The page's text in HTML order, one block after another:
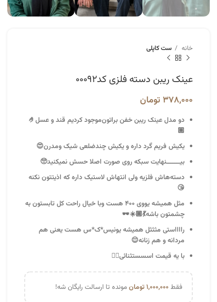
خانه ست‌ کاپلی
عینک ریبن دسته فلزی کد۰۰۰۹۲
۳۷۸,۰۰۰ تومان
دو مدل عینک ریبن خفن براتون‌موجود کردیم قند و عسل🤌
🏽
یکیش فریم گرد داره و یکیش چندضلعی شیک و‌مدرن😍
بیـــــــنهایت سبکه روی صورت اصلا حسش نمیکنید🥺
دسته‌هاش فلزیه ولی انتهاش لاستیک‌ داره که اذیتتون نکنه
😘
مثل همیشه یووی ۴۰۰ هست و‌با خیال راحت کل تابستون به
چشمتون باشه💃🏾☀️🕶️
رااااستی مثثثل همیشه یونیس*ک*س هست یعنی هم
مردانه و هم زنانه😌
با یه قیمت اسسستثنائی👌🏽
فقط۱,۰۰۰,۰۰۰تومانمونده تا ارسالت رایگان شه!